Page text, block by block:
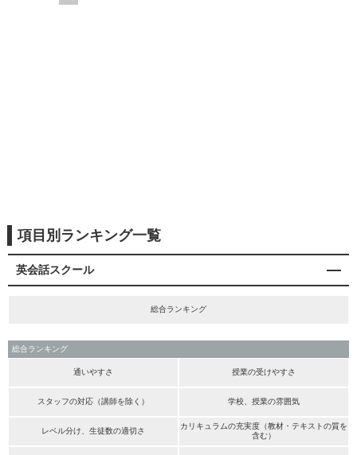
項目別ランキング一覧
英会話スクール
総合ランキング
総合ランキング
通いやすさ 授業の受けやすさ
スタッフの対応（講師を除く） 学校、授業の雰囲気
レベル分け、生徒数の適切さ
カリキュラムの充実度（教材・テキストの質を
含む）